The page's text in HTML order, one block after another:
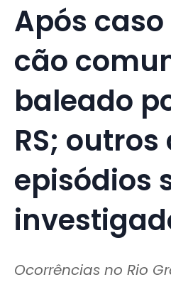
Após
cão
baleado
RS; outros
episódios
Ocorrências no Rio